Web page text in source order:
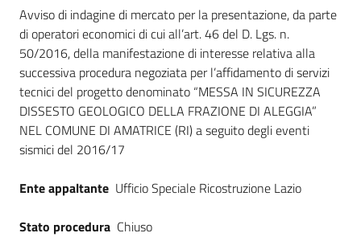
Dati del bando
Avviso di indagine di mercato per la presentazione, da parte
di operatori economici di cui all’art. 46 del D. Lgs. n.
50/2016, della manifestazione di interesse relativa alla
successiva procedura negoziata per l’affidamento di servizi
tecnici del progetto denominato “MESSA IN SICUREZZA
DISSESTO GEOLOGICO DELLA FRAZIONE DI ALEGGIA”
NEL COMUNE DI AMATRICE (RI) a seguito degli eventi
sismici del 2016/17
Ente appaltante Ufficio Speciale Ricostruzione Lazio
Stato procedura Chiuso